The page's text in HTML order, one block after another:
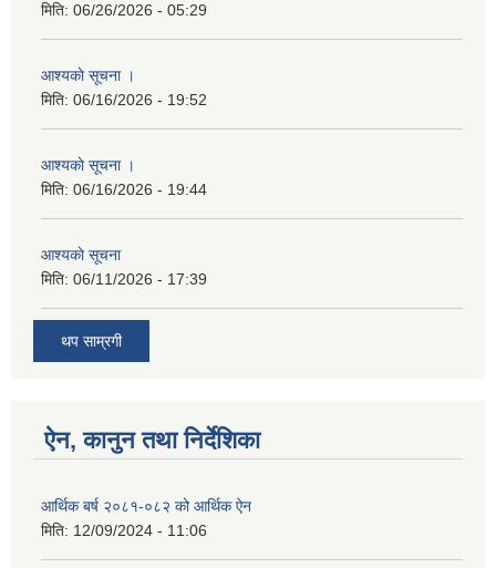
मिति: 06/26/2026 - 05:29
आश्यकाे सूचना ।
मिति: 06/16/2026 - 19:52
आश्यकाे सूचना ।
मिति: 06/16/2026 - 19:44
आश्यकाे सूचना
मिति: 06/11/2026 - 17:39
थप साम्रगी
ऐन, कानुन तथा निर्देशिका
आर्थिक बर्ष २०८१-०८२ को आर्थिक ऐन
मिति: 12/09/2024 - 11:06